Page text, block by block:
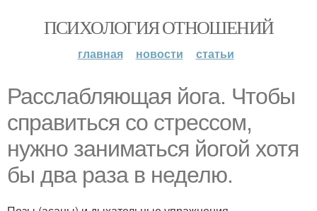
ПСИХОЛОГИЯ ОТНОШЕНИЙ
главная новости статьи
Расслабляющая йога. Чтобы
справиться со стрессом,
нужно заниматься йогой хотя
бы два раза в неделю.